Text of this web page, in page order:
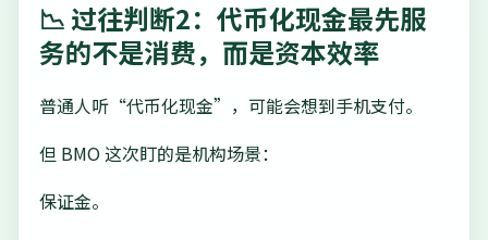
📉 过往判断2：代币化现金最先服
务的不是消费，而是资本效率
普通人听“代币化现金”，可能会想到手机支付。
但 BMO 这次盯的是机构场景：
保证金。